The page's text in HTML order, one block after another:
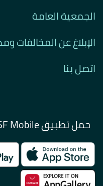
الجمعية العامة
الإبلاغ عن المخالفات
اتصل بنا
حمل تطبيق BSF Mobile الآن